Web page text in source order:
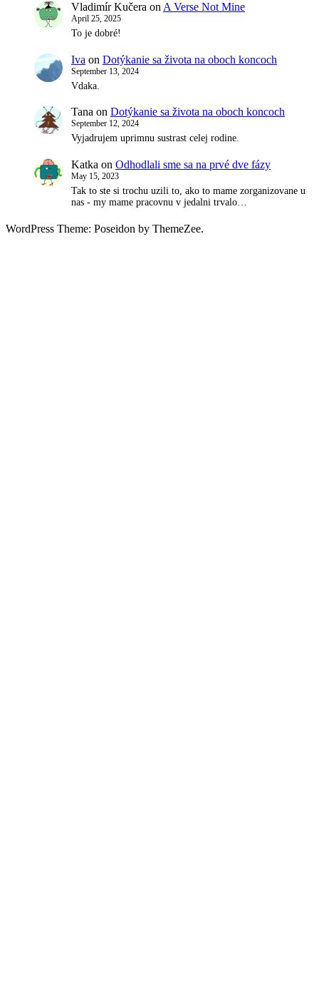
Vladimír Kučera on A Verse Not Mine
April 25, 2025
To je dobré!
Iva on Dotýkanie sa života na oboch koncoch
September 13, 2024
Vdaka.
Tana on Dotýkanie sa života na oboch koncoch
September 12, 2024
Vyjadrujem uprimnu sustrast celej rodine.
Katka on Odhodlali sme sa na prvé dve fázy
May 15, 2023
Tak to ste si trochu uzili to, ako to mame zorganizovane u
nas - my mame pracovnu v jedalni trvalo…
WordPress Theme: Poseidon by ThemeZee.